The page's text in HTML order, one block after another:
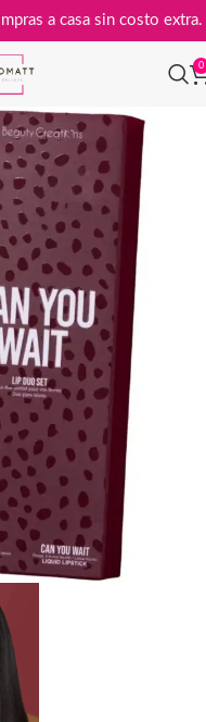
compras a casa sin costo
0